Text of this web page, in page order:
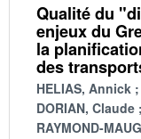
Qualité du
enjeux du
la
des
HELIAS, Annick
DORIAN, Claude
RAYMOND-